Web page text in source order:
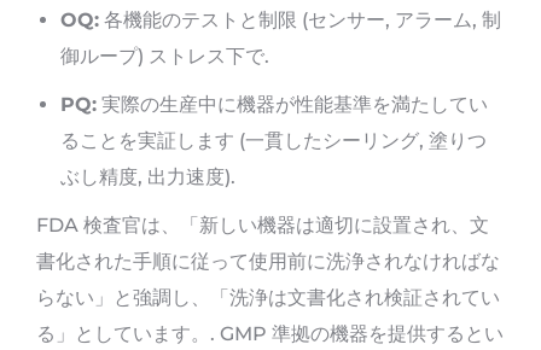
OQ: 各機能のテストと制限 (センサー, アラーム, 制
御ループ) ストレス下で.
PQ: 実際の生産中に機器が性能基準を満たしてい
ることを実証します (一貫したシーリング, 塗りつ
ぶし精度, 出力速度).
FDA 検査官は、「新しい機器は適切に設置され、文
書化された手順に従って使用前に洗浄されなければな
らない」と強調し、「洗浄は文書化され検証されてい
る」としています。. GMP 準拠の機器を提供するとい